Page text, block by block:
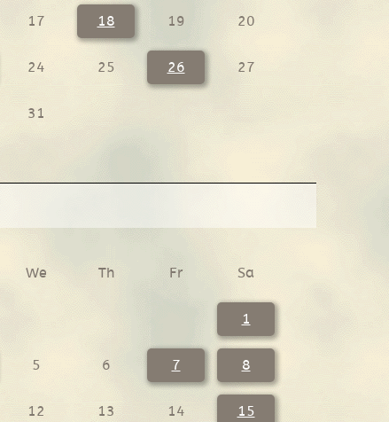
17 18 19 20
24 25 26 27
31
We Th Fr Sa
1
5 6 7 8
12 13 14 15